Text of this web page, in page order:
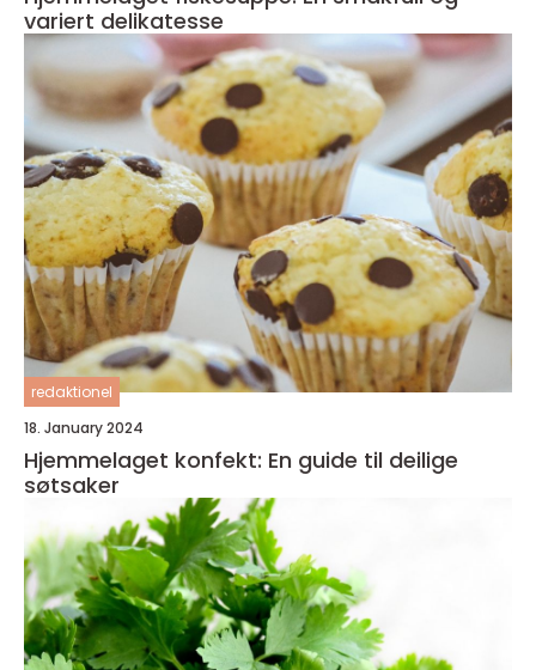
variert delikatesse
redaktionel
18. January 2024
Hjemmelaget konfekt: En guide til deilige
søtsaker